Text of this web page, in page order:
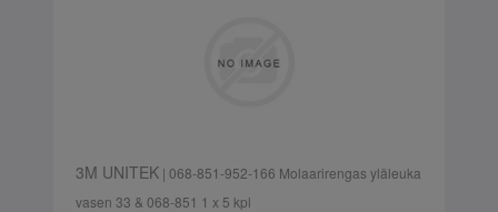
3M UNITEK| 068-851-952-166 Molaarirengas yläleuka
vasen 33 & 068-851 1 x 5 kpl